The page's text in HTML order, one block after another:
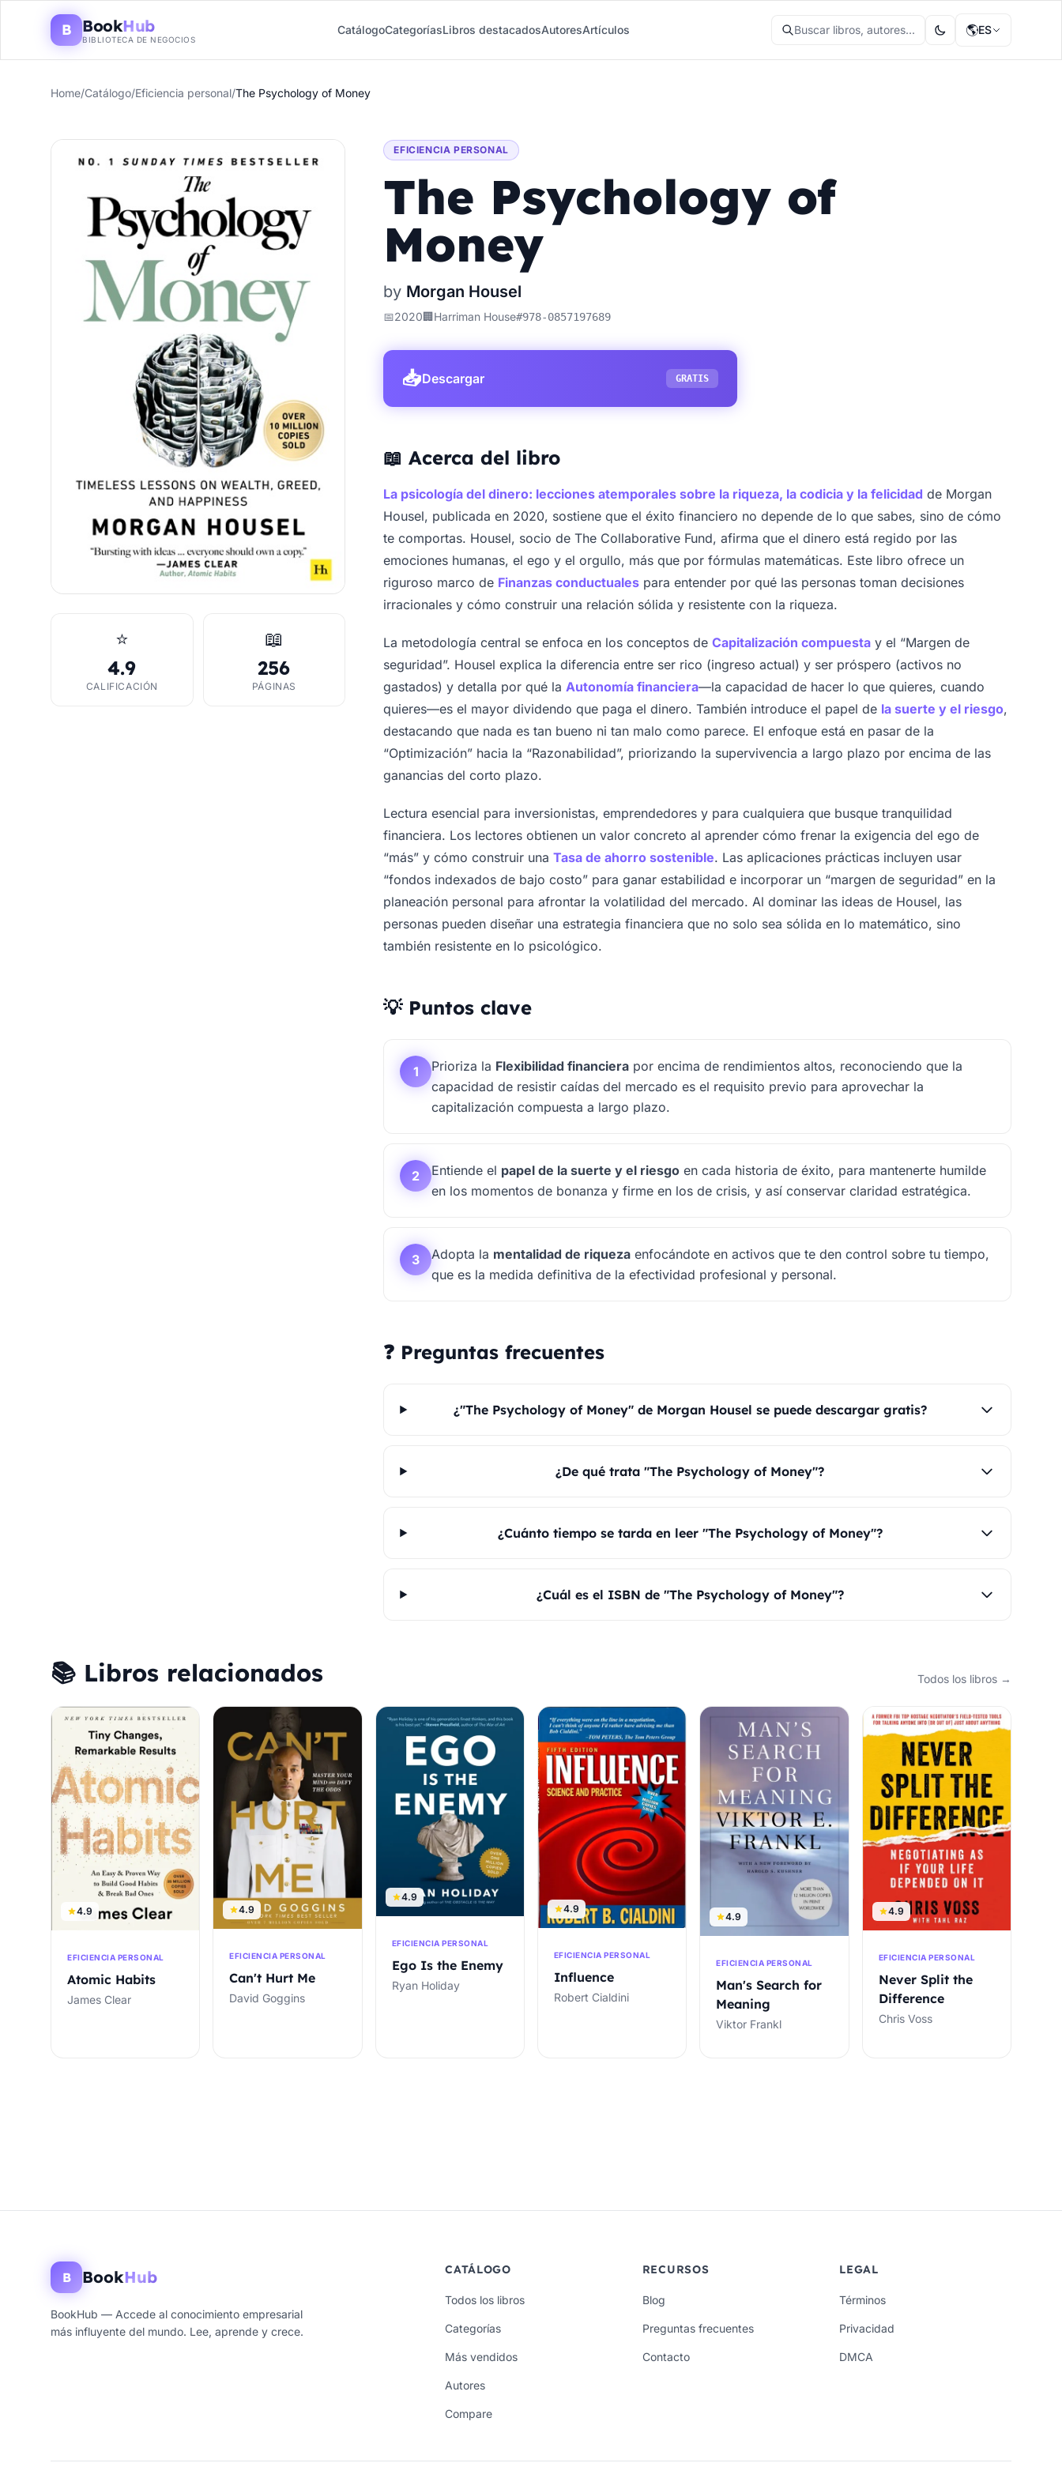
B BookHub
BIBLIOTECA DE NEGOCIOS
CatálogoCategoríasLibros destacadosAutoresArtículos Buscar libros, autores... 🌎ES
Home/Catálogo/Eficiencia personal/The Psychology of Money
⭐
4.9
CALIFICACIÓN
📖
256
PÁGINAS
EFICIENCIA PERSONAL
The Psychology of
Money
by Morgan Housel
📅2020🏢Harriman House#978-0857197689
📥Descargar GRATIS
📖 Acerca del libro
La psicología del dinero: lecciones atemporales sobre la riqueza, la codicia y la felicidad de Morgan
Housel, publicada en 2020, sostiene que el éxito financiero no depende de lo que sabes, sino de cómo
te comportas. Housel, socio de The Collaborative Fund, afirma que el dinero está regido por las
emociones humanas, el ego y el orgullo, más que por fórmulas matemáticas. Este libro ofrece un
riguroso marco de Finanzas conductuales para entender por qué las personas toman decisiones
irracionales y cómo construir una relación sólida y resistente con la riqueza.
La metodología central se enfoca en los conceptos deCapitalización compuesta y el “Margen de
seguridad”. Housel explica la diferencia entre ser rico (ingreso actual) y ser próspero (activos no
gastados) y detalla por qué laAutonomía financiera—la capacidad de hacer lo que quieres, cuando
quieres—es el mayor dividendo que paga el dinero. También introduce el papel de la suerte y el riesgo,
destacando que nada es tan bueno ni tan malo como parece. El enfoque está en pasar de la
“Optimización” hacia la “Razonabilidad”, priorizando la supervivencia a largo plazo por encima de las
ganancias del corto plazo.
Lectura esencial para inversionistas, emprendedores y para cualquiera que busque tranquilidad
financiera. Los lectores obtienen un valor concreto al aprender cómo frenar la exigencia del ego de
“más” y cómo construir unaTasa de ahorro sostenible. Las aplicaciones prácticas incluyen usar
“fondos indexados de bajo costo” para ganar estabilidad e incorporar un “margen de seguridad” en la
planeación personal para afrontar la volatilidad del mercado. Al dominar las ideas de Housel, las
personas pueden diseñar una estrategia financiera que no solo sea sólida en lo matemático, sino
también resistente en lo psicológico.
💡 Puntos clave
1 Prioriza la Flexibilidad financiera por encima de rendimientos altos, reconociendo que la
capacidad de resistir caídas del mercado es el requisito previo para aprovechar la
capitalización compuesta a largo plazo.
2 Entiende el papel de la suerte y el riesgo en cada historia de éxito, para mantenerte humilde
en los momentos de bonanza y firme en los de crisis, y así conservar claridad estratégica.
3 Adopta la mentalidad de riqueza enfocándote en activos que te den control sobre tu tiempo,
que es la medida definitiva de la efectividad profesional y personal.
❓ Preguntas frecuentes
¿"The Psychology of Money" de Morgan Housel se puede descargar gratis?
¿De qué trata "The Psychology of Money"?
¿Cuánto tiempo se tarda en leer "The Psychology of Money"?
¿Cuál es el ISBN de "The Psychology of Money"?
📚 Libros relacionados Todos los libros →
4.9
EFICIENCIA PERSONAL
Atomic Habits
James Clear
4.9
EFICIENCIA PERSONAL
Can't Hurt Me
David Goggins
4.9
EFICIENCIA PERSONAL
Ego Is the Enemy
Ryan Holiday
4.9
EFICIENCIA PERSONAL
Influence
Robert Cialdini
4.9
EFICIENCIA PERSONAL
Man's Search for
Meaning
Viktor Frankl
4.9
EFICIENCIA PERSONAL
Never Split the
Difference
Chris Voss
B BookHub
BookHub — Accede al conocimiento empresarial
más influyente del mundo. Lee, aprende y crece.
CATÁLOGO
Todos los libros
Categorías
Más vendidos
Autores
Compare
RECURSOS
Blog
Preguntas frecuentes
Contacto
LEGAL
Términos
Privacidad
DMCA